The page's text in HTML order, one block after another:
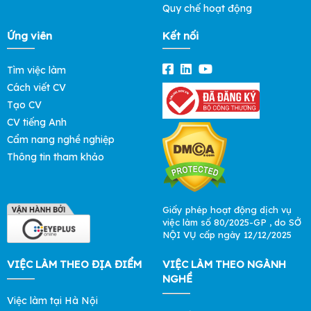
Ngoại thương
Ở Việt Nam hoạt động ngoại thương thực sự có sự phát triển
vượt bật khi đất nước có những chính sách mở cửa, hội nhập.
Ngoài việc có đưa hàng hóa của Việt Nam ra thị trường quốc
tế, còn có thể nhập những sản phẩm của nước bạn về lãnh thổ
quốc gia. Đồng thời, hoạt động này sẽ thu hút được nhiều
nguồn vốn đầu tư nước ngoài.
► Đọc thêm: Danh sáchviệc làm Bến Trehiện đang được cập
nhật liên tục hàng giờ
Nhân viên xuất - nhập khẩu làm gì?
Quy chế hoạt động
Ứng viên
Tìm việc làm
Cách viết CV
Tạo CV
CV tiếng Anh
Cẩm nang nghề nghiệp
Thông tin tham khảo
Kết nối
Giấy phép hoạt động dịch vụ
việc làm số 80/2025-GP , do SỞ
NỘI VỤ cấp ngày 12/12/2025
VIỆC LÀM THEO ĐỊA ĐIỂM
Việc làm tại Hà Nội
VIỆC LÀM THEO NGÀNH
NGHỀ